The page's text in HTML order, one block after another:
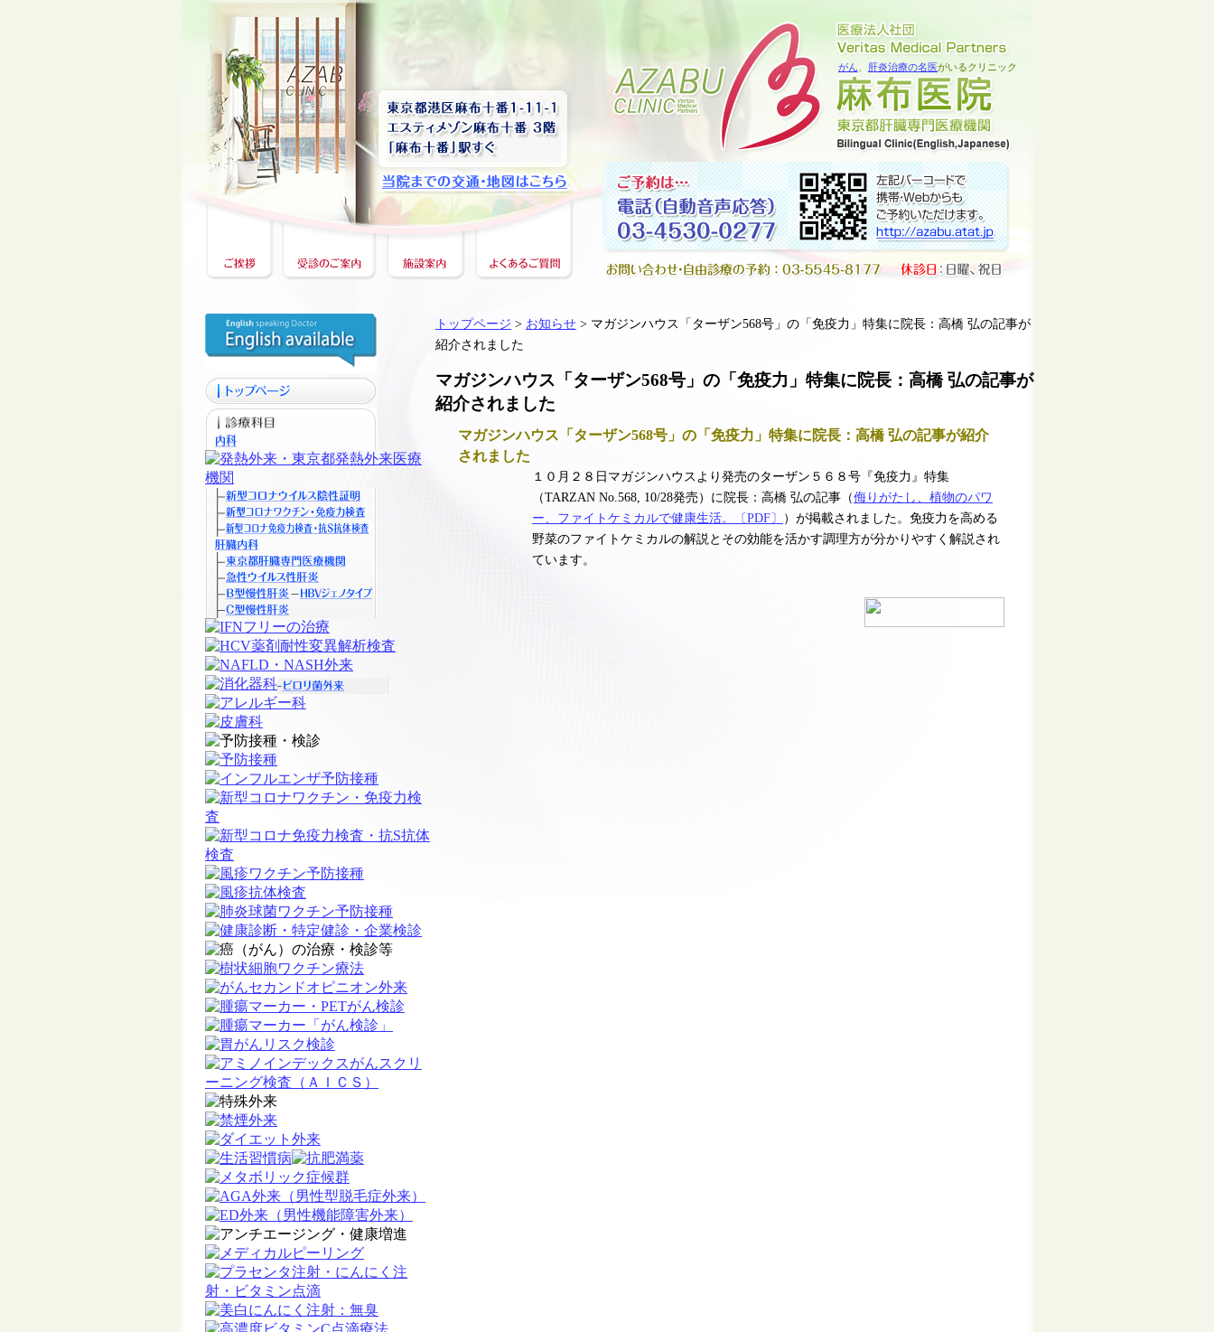
がん 肝炎治療の名医がいるクリニック
トップページ > お知らせ > マガジンハウス「ターザン568号」の「免疫力」特集に院長：高橋 弘の記事が
紹介されました
マガジンハウス「ターザン568号」の「免疫力」特集に院長：高橋 弘の記事が
紹介されました
マガジンハウス「ターザン568号」の「免疫力」特集に院長：高橋 弘の記事が紹介
されました
１０月２８日マガジンハウスより発売のターザン５６８号『免疫力』特集
（TARZAN No.568, 10/28発売）に院長：高橋 弘の記事（侮りがたし、植物のパワ
ー、ファイトケミカルで健康生活。〔PDF〕
）が掲載されました。免疫力を高める
野菜のファイトケミカルの解説とその効能を活かす調理方が分かりやすく解説され
ています。